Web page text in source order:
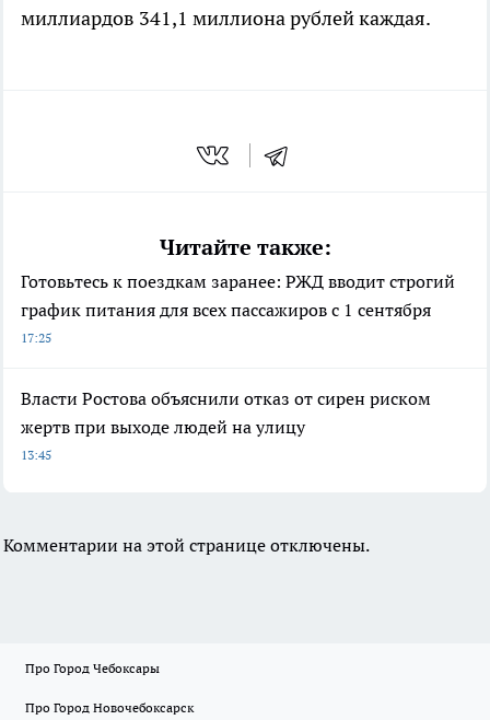
миллиардов 341,1 миллиона рублей каждая.
Читайте также:
Готовьтесь к поездкам заранее: РЖД вводит строгий
график питания для всех пассажиров с 1 сентября
17:25
Власти Ростова объяснили отказ от сирен риском
жертв при выходе людей на улицу
13:45
Комментарии на этой странице отключены.
Про Город Чебоксары
Про Город Новочебоксарск